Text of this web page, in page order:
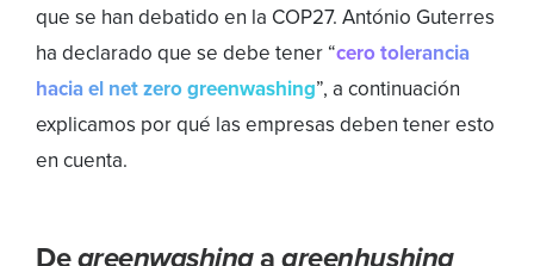
que se han debatido en la COP27. António Guterres
ha declarado que se debe tener “cero tolerancia
hacia el net zero greenwashing”, a continuación
explicamos por qué las empresas deben tener esto
en cuenta.
Degreenwashingagreenhushing